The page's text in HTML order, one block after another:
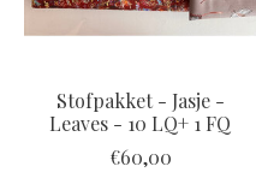
Stofpakket - Jasje -
Leaves - 10 LQ+ 1 FQ
€60,00